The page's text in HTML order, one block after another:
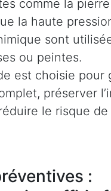
comme la
la haute
sont
ou peintes.
est choisie pour
préserver
le risque de
: